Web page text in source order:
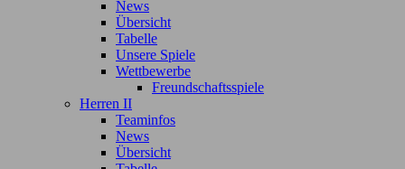
News
Übersicht
Tabelle
Unsere Spiele
Wettbewerbe
Freundschaftsspiele
Herren II
Teaminfos
News
Übersicht